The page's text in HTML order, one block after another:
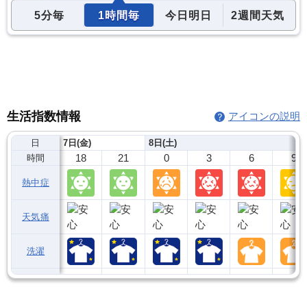
5分毎 1時間毎 今日明日 2週間天気
生活指数情報 アイコンの説明
日
時間
熱中症
天気痛
洗濯
7日(金)
18 21
8日(土)
0 3 6 9